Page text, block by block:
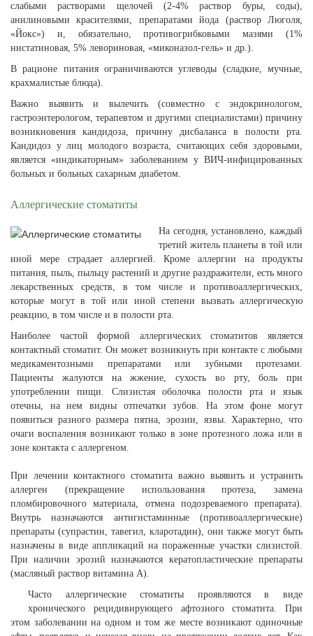
слабыми растворами щелочей (2-4% раствор буры, соды),
анилиновыми красителями, препаратами йода (раствор Люголя,
«Йокс») и, обязательно, противогрибковыми мазями (1%
нистатиновая, 5% левориновая, «миконазол-гель» и др.).
В рационе питания ограничиваются углеводы (сладкие, мучные,
крахмалистые блюда).
Важно выявить и вылечить (совместно с эндокринологом,
гастроэнтерологом, терапевтом и другими специалистами) причину
возникновения кандидоза, причину дисбаланса в полости рта.
Кандидоз у лиц молодого возраста, считающих себя здоровыми,
является «индикаторным» заболеванием у ВИЧ-инфицированных
больных и больных сахарным диабетом.
Аллергические стоматиты
На сегодня, установлено, каждый
третий житель планеты в той или
иной мере страдает аллергией. Кроме аллергии на продукты
питания, пыль, пыльцу растений и другие раздражители, есть много
лекарственных средств, в том числе и противоаллергических,
которые могут в той или иной степени вызвать аллергическую
реакцию, в том числе и в полости рта.
Наиболее частой формой аллергических стоматитов является
контактный стоматит. Он может возникнуть при контакте с любыми
медикаментозными препаратами или зубными протезами.
Пациенты жалуются на жжение, сухость во рту, боль при
употреблении пищи. Слизистая оболочка полости рта и язык
отечны, на нем видны отпечатки зубов. На этом фоне могут
появиться разного размера пятна, эрозии, язвы. Характерно, что
очаги воспаления возникают только в зоне протезного ложа или в
зоне контакта с аллергеном.
При лечении контактного стоматита важно выявить и устранить
аллерген (прекращение использования протеза, замена
пломбировочного материала, отмена подозреваемого препарата).
Внутрь назначаются антигистаминные (противоаллергические)
препараты (супрастин, тавегил, кларотадин), они также могут быть
назначены в виде аппликаций на пораженные участки слизистой.
При наличии эрозий назначаются кератопластические препараты
(масляный раствор витамина А).
Часто аллергические стоматиты проявляются в виде
хронического рецидивирующего афтозного стоматита. При
этом заболевании на одном и том же месте возникают одиночные